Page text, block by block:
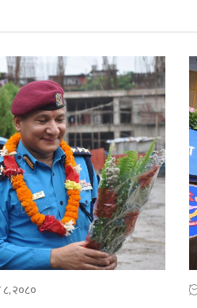
८, २०८०